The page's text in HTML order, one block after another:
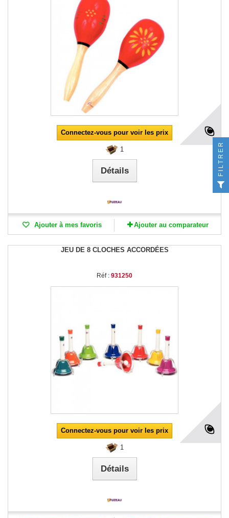
Connectez-vous pour voir les prix
1
Détails
Ajouter à mes favoris Ajouter au comparateur
JEU DE 8 CLOCHES ACCORDÉES
Réf : 931250
Connectez-vous pour voir les prix
1
Détails
FILTRER